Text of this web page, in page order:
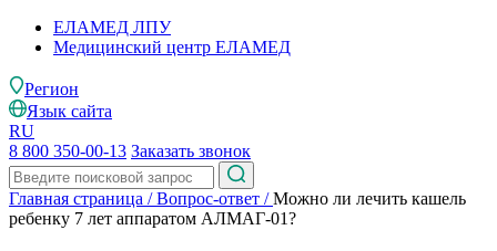
ЕЛАМЕД ЛПУ
Медицинский центр ЕЛАМЕД
Регион
Язык сайта
RU
8 800 350-00-13 Заказать звонок
Главная страница /Вопрос-ответ /Можно ли лечить кашель
ребенку 7 лет аппаратом АЛМАГ-01?